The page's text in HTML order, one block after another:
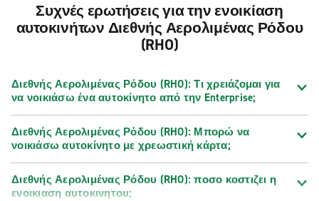
Συχνές ερωτήσεις για την ενοικίαση
αυτοκινήτων Διεθνής Αερολιμένας Ρόδου
(RHO)
Διεθνής Αερολιμένας Ρόδου (RHO): Τι χρειάζομαι για
να νοικιάσω ένα αυτοκίνητο από την Enterprise;
Διεθνής Αερολιμένας Ρόδου (RHO): Μπορώ να
νοικιάσω αυτοκίνητο με χρεωστική κάρτα;
Διεθνής Αερολιμένας Ρόδου (RHO): ποσο κοστιζει η
ενοικιαση αυτοκινητου;